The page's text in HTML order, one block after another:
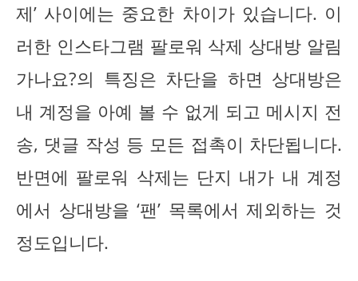
제’ 사이에는 중요한 차이가 있습니다. 이
러한 인스타그램 팔로워 삭제 상대방 알림
가나요?의 특징은 차단을 하면 상대방은
내 계정을 아예 볼 수 없게 되고 메시지 전
송, 댓글 작성 등 모든 접촉이 차단됩니다.
반면에 팔로워 삭제는 단지 내가 내 계정
에서 상대방을 ‘팬’ 목록에서 제외하는 것
정도입니다.